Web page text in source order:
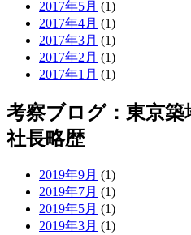
2017年5月 (1)
2017年4月 (1)
2017年3月 (1)
2017年2月 (1)
2017年1月 (1)
考察ブログ：東京築
社長略歴
2019年9月 (1)
2019年7月 (1)
2019年5月 (1)
2019年3月 (1)